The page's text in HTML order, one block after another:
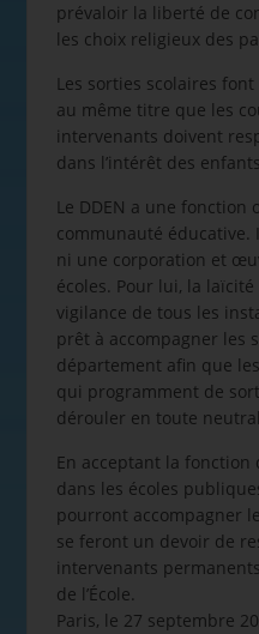
prévaloir la liberté de
les choix religieux des
Les sorties scolaires
au même titre que les
intervenants doivent
dans l’intérêt des
Le DDEN a une fonction
communauté
ni une corporation et
écoles. Pour lui, la laïcité
vigilance de tous les
prêt à accompagner les
département afin que
qui programment de
dérouler en toute
En acceptant la
dans les écoles
pourront accompagner
se feront un devoir de
intervenants
de l’École.
Paris, le 27 septembre